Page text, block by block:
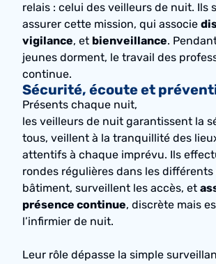
relais : celui des veilleurs de nuit. Ils
assurer cette mission, qui associe
vigilance, et bienveillance.
jeunes dorment, le travail des
continue.
Sécurité, écoute et
Présents chaque nuit,
les veilleurs de nuit garantissent la
tous, veillent à la tranquillité des
attentifs à chaque imprévu. Ils
rondes régulières dans les différents
bâtiment, surveillent les accès, et
présence continue, discrète mais
l’infirmier de nuit.
Leur rôle dépasse la simple